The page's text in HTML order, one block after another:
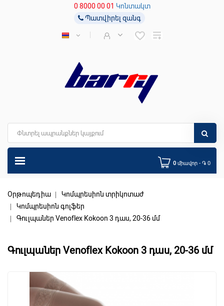
0 8000 00 01 Կոնտակտ
Պատվիրել զանգ
0 միավոր - ֏ 0
Օրթոպեդիա
Կոմպրեսիոն տրիկոտաժ
Կոմպրեսիոն գոլֆեր
Գուլպաներ Venoflex Kokoon 3 դաս, 20-36 մմ
Գուլպաներ Venoflex Kokoon 3 դաս, 20-36 մմ